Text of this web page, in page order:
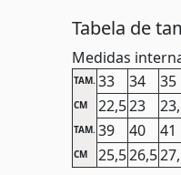
Tabela de
Medidas
TAM. 33 34 35
CM 22,523
TAM. 39 40 41
CM 25,526,5